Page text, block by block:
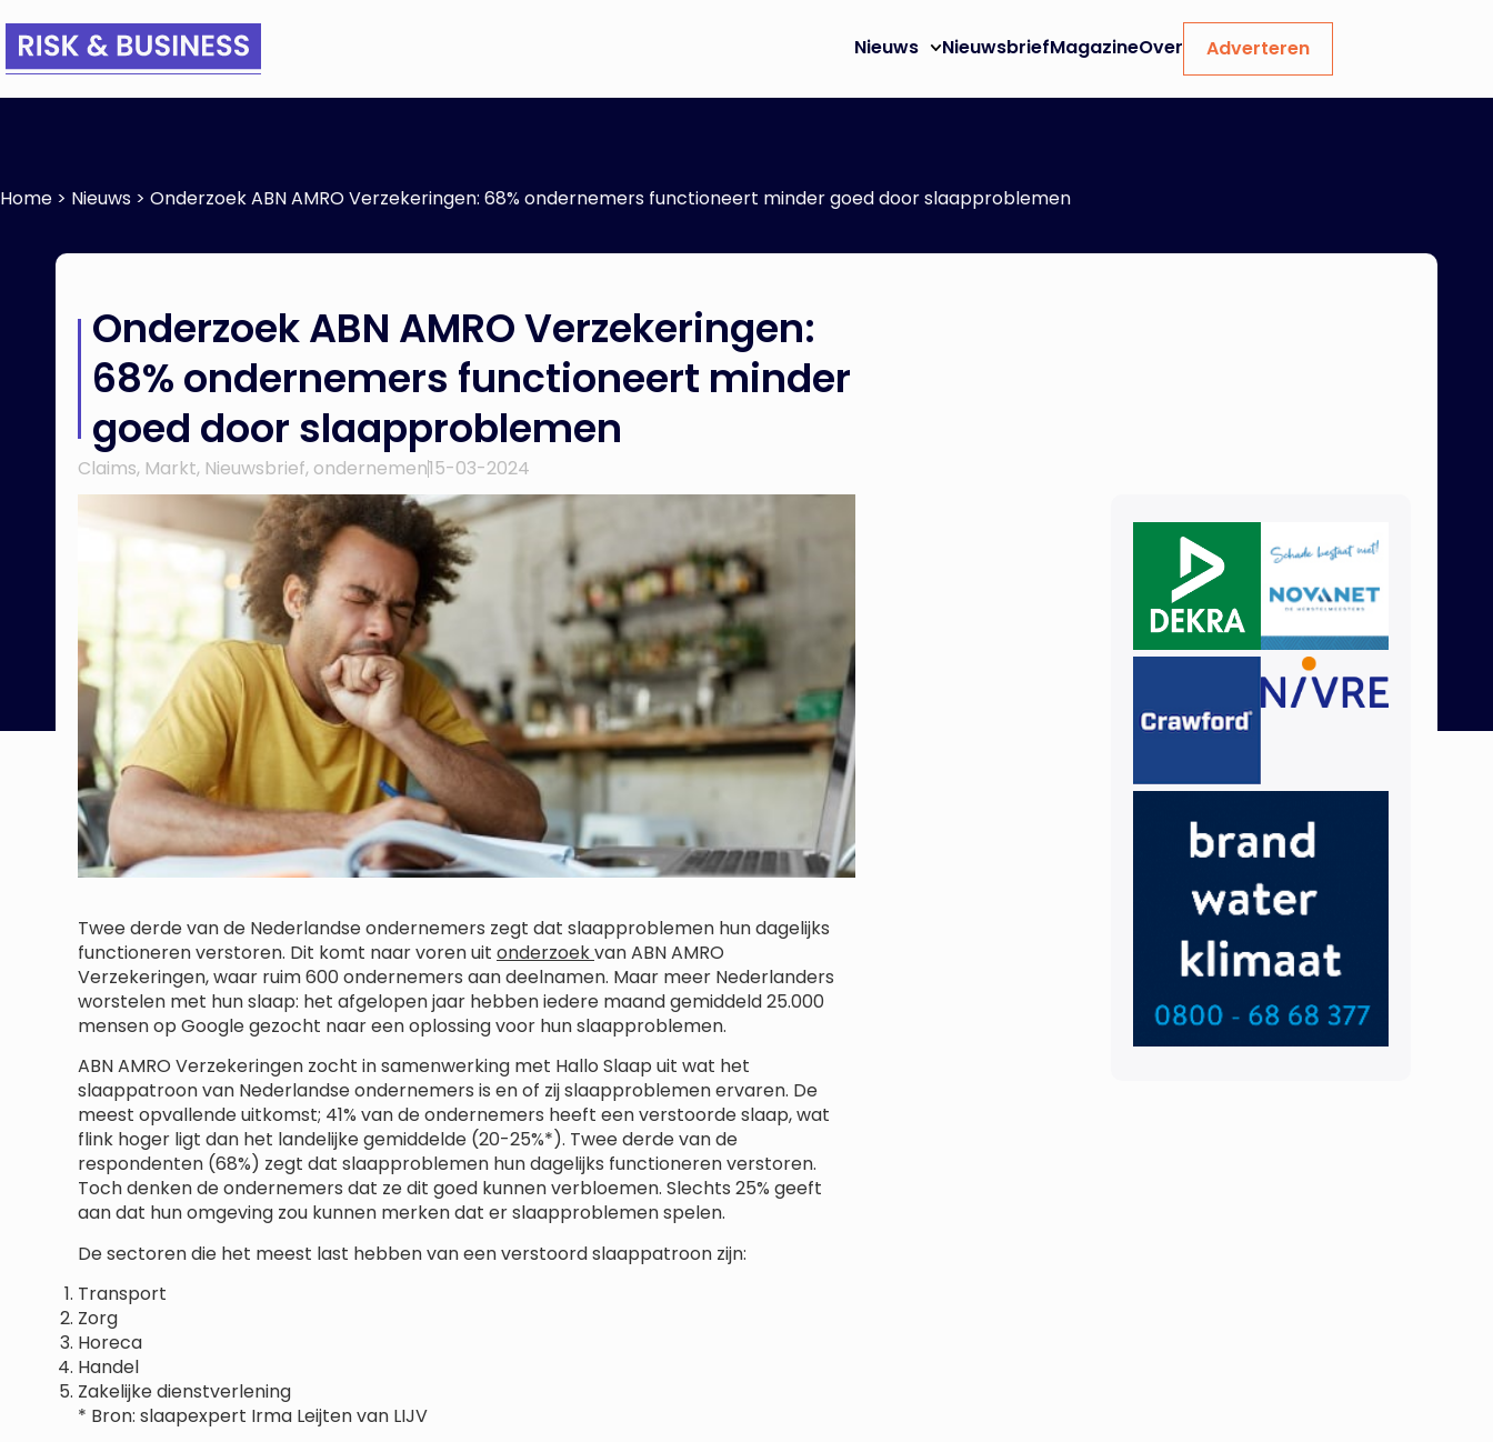
Nieuws NieuwsbriefMagazineOver Adverteren
Home > Nieuws > Onderzoek ABN AMRO Verzekeringen: 68% ondernemers functioneert minder goed door slaapproblemen
Onderzoek ABN AMRO Verzekeringen:
68% ondernemers functioneert minder
goed door slaapproblemen
Claims, Markt, Nieuwsbrief, ondernemen15-03-2024
Twee derde van de Nederlandse ondernemers zegt dat slaapproblemen hun dagelijks
functioneren verstoren. Dit komt naar voren uit onderzoekvan ABN AMRO
Verzekeringen, waar ruim 600 ondernemers aan deelnamen. Maar meer Nederlanders
worstelen met hun slaap: het afgelopen jaar hebben iedere maand gemiddeld 25.000
mensen op Google gezocht naar een oplossing voor hun slaapproblemen.
ABN AMRO Verzekeringen zocht in samenwerking met Hallo Slaap uit wat het
slaappatroon van Nederlandse ondernemers is en of zij slaapproblemen ervaren. De
meest opvallende uitkomst; 41% van de ondernemers heeft een verstoorde slaap, wat
flink hoger ligt dan het landelijke gemiddelde (20-25%*). Twee derde van de
respondenten (68%) zegt dat slaapproblemen hun dagelijks functioneren verstoren.
Toch denken de ondernemers dat ze dit goed kunnen verbloemen. Slechts 25% geeft
aan dat hun omgeving zou kunnen merken dat er slaapproblemen spelen.
De sectoren die het meest last hebben van een verstoord slaappatroon zijn:
Transport
Zorg
Horeca
Handel
Zakelijke dienstverlening
* Bron: slaapexpert Irma Leijten van LIJV